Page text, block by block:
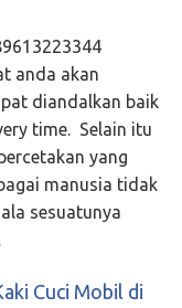
anda akan
diandalkan baik
time. Selain itu
yang
manusia tidak
sesuatunya
Cuci Mobil di